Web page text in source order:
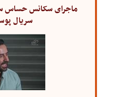
ماجرای سکانس حساس
سریال